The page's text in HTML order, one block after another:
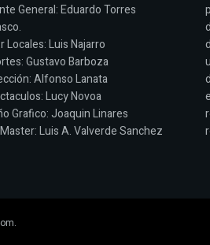
General: Eduardo Torres
Locales: Luis Najarro
Gustavo Barboza
Alfonso Lanata
Lucy Novoa
Grafico: Joaquin Linares
Luis A. Valverde Sanchez
.